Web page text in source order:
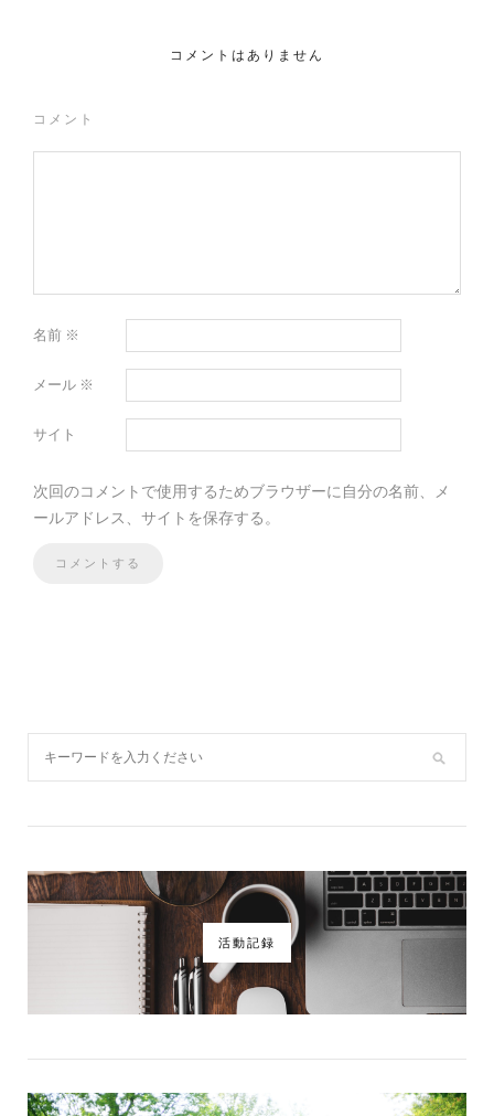
コメントはありません
コメント
名前 ※
メール ※
サイト
次回のコメントで使用するためブラウザーに自分の名前、メ
ールアドレス、サイトを保存する。
活動記録